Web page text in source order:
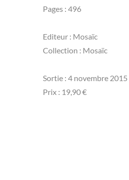
Pages : 496
Editeur : Mosaïc
Collection : Mosaïc
Sortie : 4 novembre 2015
Prix : 19,90 €